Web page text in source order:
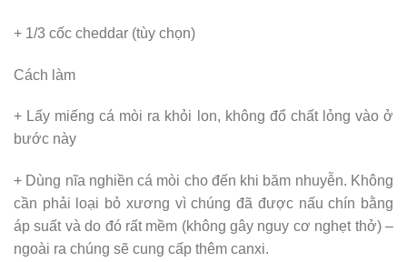
+ 1/3 cốc cheddar (tùy chọn)
Cách làm
+ Lấy miếng cá mòi ra khỏi lon, không đổ chất lỏng vào ở
bước này
+ Dùng nĩa nghiền cá mòi cho đến khi băm nhuyễn. Không
cần phải loại bỏ xương vì chúng đã được nấu chín bằng
áp suất và do đó rất mềm (không gây nguy cơ nghẹt thở) –
ngoài ra chúng sẽ cung cấp thêm canxi.